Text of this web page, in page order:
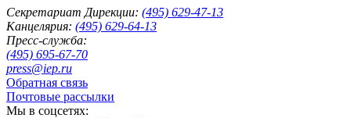
Секретариат Дирекции: (495) 629-47-13
Канцелярия: (495) 629-64-13
Пресс-служба:
(495) 695-67-70
press@iep.ru
Обратная связь
Почтовые рассылки
Мы в соцсетях: